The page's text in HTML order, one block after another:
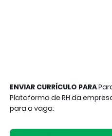
ENVIAR CURRÍCULO PARA
Plataforma de RH da
para a vaga: